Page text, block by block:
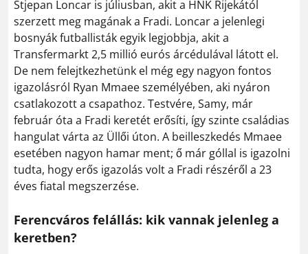
Stjepan Loncar is júliusban, akit a HNK Rijekától
szerzett meg magának a Fradi. Loncar a jelenlegi
bosnyák futballisták egyik legjobbja, akit a
Transfermarkt 2,5 millió eurós árcédulával látott el.
De nem felejtkezhetünk el még egy nagyon fontos
igazolásról Ryan Mmaee személyében, aki nyáron
csatlakozott a csapathoz. Testvére, Samy, már
február óta a Fradi keretét erősíti, így szinte családias
hangulat várta az Üllői úton. A beilleszkedés Mmaee
esetében nagyon hamar ment; ő már góllal is igazolni
tudta, hogy erős igazolás volt a Fradi részéről a 23
éves fiatal megszerzése.
Ferencváros felállás: kik vannak jelenleg a
keretben?